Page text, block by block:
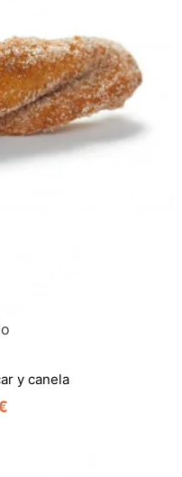
y canela